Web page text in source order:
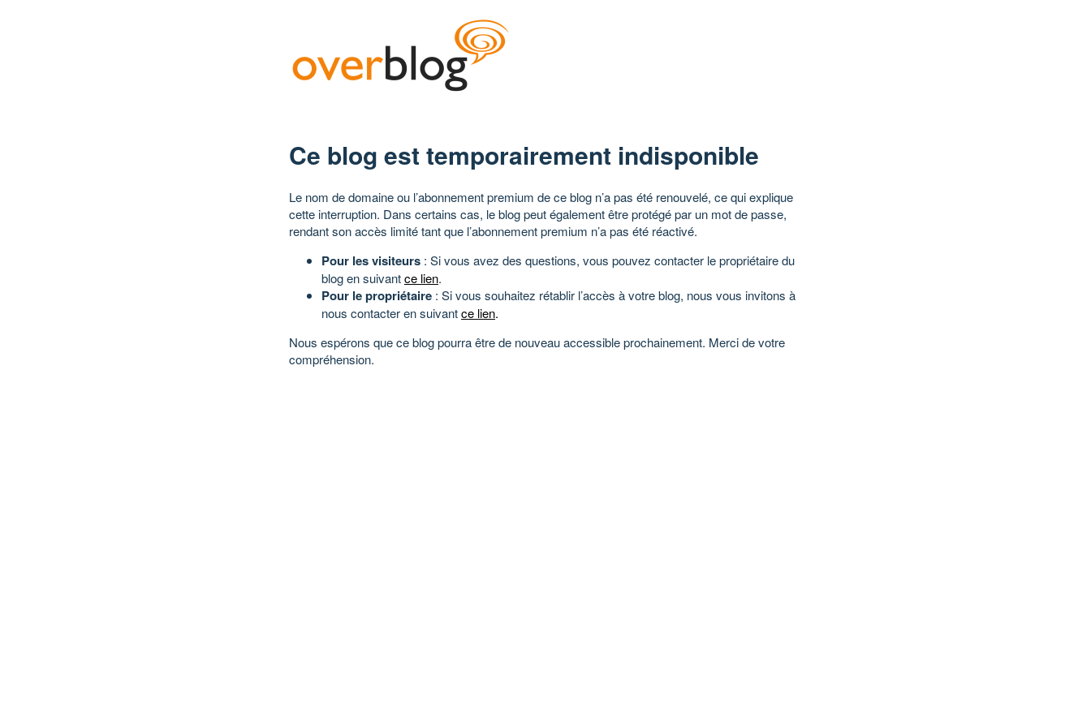
Ce blog est temporairement indisponible
Le nom de domaine ou l’abonnement premium de ce blog n’a pas été renouvelé, ce qui explique
cette interruption. Dans certains cas, le blog peut également être protégé par un mot de passe,
rendant son accès limité tant que l’abonnement premium n’a pas été réactivé.
Pour les visiteurs : Si vous avez des questions, vous pouvez contacter le propriétaire du
blog en suivantce lien.
Pour le propriétaire : Si vous souhaitez rétablir l’accès à votre blog, nous vous invitons à
nous contacter en suivantce lien.
Nous espérons que ce blog pourra être de nouveau accessible prochainement. Merci de votre
compréhension.